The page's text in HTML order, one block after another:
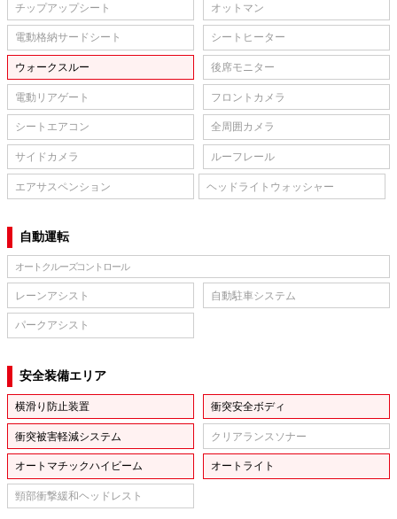
チップアップシート オットマン
電動格納サードシート シートヒーター
ウォークスルー 後席モニター
電動リアゲート フロントカメラ
シートエアコン 全周囲カメラ
サイドカメラ ルーフレール
エアサスペンション ヘッドライトウォッシャー
自動運転
オートクルーズコントロール
レーンアシスト 自動駐車システム
パークアシスト
安全装備エリア
横滑り防止装置 衝突安全ボディ
衝突被害軽減システム クリアランスソナー
オートマチックハイビーム オートライト
頸部衝撃緩和ヘッドレスト